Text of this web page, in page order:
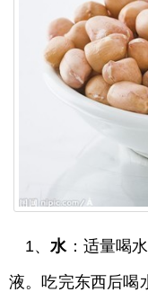
1、水：适量喝
液。吃完东西后喝